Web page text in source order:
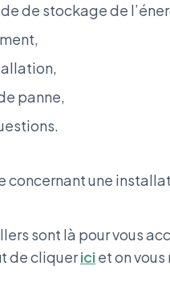
de stockage de
panne,
concernant une
sont là pour vous
de cliquerici et on